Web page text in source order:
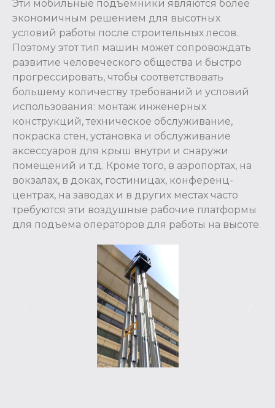
Эти мобильные подъемники являются более
экономичным решением для высотных
условий работы после строительных лесов.
Поэтому этот тип машин может сопровождать
развитие человеческого общества и быстро
прогрессировать, чтобы соответствовать
большему количеству требований и условий
использования: монтаж инженерных
конструкций, техническое обслуживание,
покраска стен, установка и обслуживание
аксессуаров для крыш внутри и снаружи
помещений и т.д. Кроме того, в аэропортах, на
вокзалах, в доках, гостиницах, конференц-
центрах, на заводах и в других местах часто
требуются эти воздушные рабочие платформы
для подъема операторов для работы на высоте.